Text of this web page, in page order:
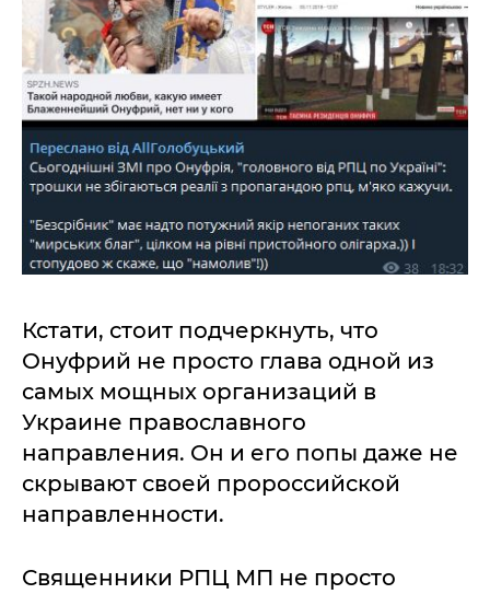
Кстати, стоит подчеркнуть, что
Онуфрий не просто глава одной из
самых мощных организаций в
Украине православного
направления. Он и его попы даже не
скрывают своей пророссийской
направленности.
Священники РПЦ МП не просто